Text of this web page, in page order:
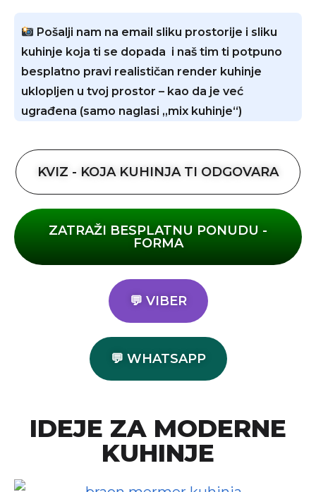
Pošalji nam na email sliku prostorije i sliku
kuhinje koja ti se dopada i naš tim ti potpuno
besplatno pravi realističan render kuhinje
uklopljen u tvoj prostor – kao da je već
ugrađena (samo naglasi „mix kuhinje“)
KVIZ - KOJA KUHINJA TI ODGOVARA
ZATRAŽI BESPLATNU PONUDU -
FORMA
💬 VIBER
💬 WHATSAPP
IDEJE ZA MODERNE
KUHINJE